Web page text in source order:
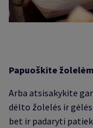
Papuoškite
Arba atsisakykite
dėlto žolelės ir
bet ir padaryti